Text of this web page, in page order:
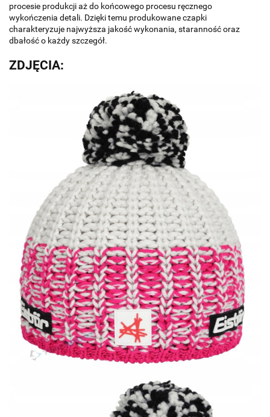
procesie produkcji aż do końcowego procesu ręcznego
wykończenia detali. Dzięki temu produkowane czapki
charakteryzuje najwyższa jakość wykonania, staranność oraz
dbałość o każdy szczegół.
ZDJĘCIA: